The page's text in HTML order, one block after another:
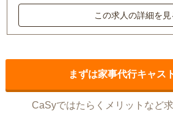
この求人の詳細を見
まずは家事代行キャス
CaSyではたらくメリットなど